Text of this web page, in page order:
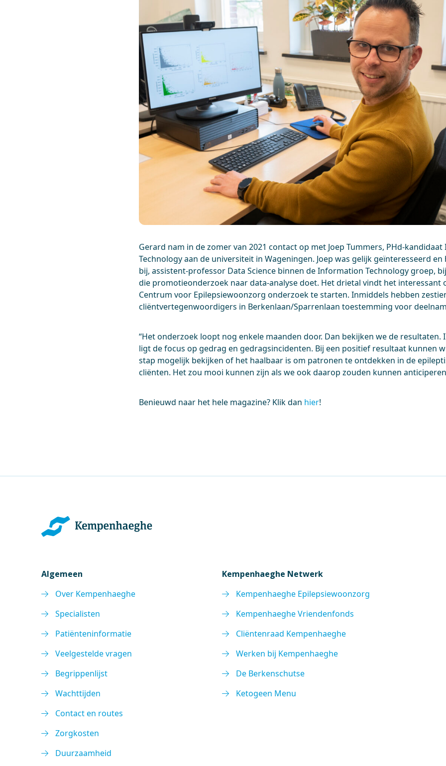
Gerard nam in de zomer van 2021 contact op met Joep Tummers, PHd-
Technology aan de universiteit in Wageningen. Joep was gelijk geïnteresseerd
bij, assistent-professor Data Science binnen de Information Technology groep,
die promotieonderzoek naar data-analyse doet. Het drietal vindt het interessant
Centrum voor Epilepsiewoonzorg onderzoek te starten. Inmiddels hebben
cliëntvertegenwoordigers in Berkenlaan/Sparrenlaan toestemming voor
“Het onderzoek loopt nog enkele maanden door. Dan bekijken we de resultaten.
ligt de focus op gedrag en gedragsincidenten. Bij een positief resultaat kunnen
stap mogelijk bekijken of het haalbaar is om patronen te ontdekken in de
cliënten. Het zou mooi kunnen zijn als we ook daarop zouden kunnen
Benieuwd naar het hele magazine? Klik dan hier!
Algemeen
Over Kempenhaeghe
Specialisten
Patiënteninformatie
Veelgestelde vragen
Begrippenlijst
Wachttijden
Contact en routes
Zorgkosten
Duurzaamheid
Kempenhaeghe Netwerk
Kempenhaeghe Epilepsiewoonzorg
Kempenhaeghe Vriendenfonds
Cliëntenraad Kempenhaeghe
Werken bij Kempenhaeghe
De Berkenschutse
Ketogeen Menu